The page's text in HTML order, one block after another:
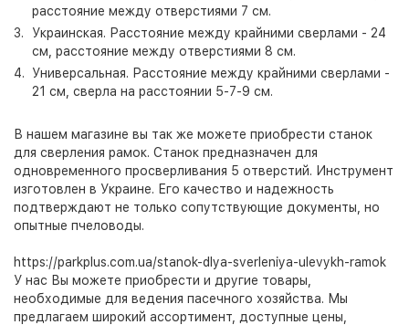
расстояние между отверстиями 7 см.
Украинская. Расстояние между крайними сверлами - 24
см, расстояние между отверстиями 8 см.
Универсальная. Расстояние между крайними сверлами -
21 см, сверла на расстоянии 5-7-9 см.
В нашем магазине вы так же можете приобрести станок
для сверления рамок. Станок предназначен для
одновременного просверливания 5 отверстий. Инструмент
изготовлен в Украине. Его качество и надежность
подтверждают не только сопутствующие документы, но
опытные пчеловоды.
https://parkplus.com.ua/stanok-dlya-sverleniya-ulevykh-ramok
У нас Вы можете приобрести и другие товары,
необходимые для ведения пасечного хозяйства. Мы
предлагаем широкий ассортимент, доступные цены,